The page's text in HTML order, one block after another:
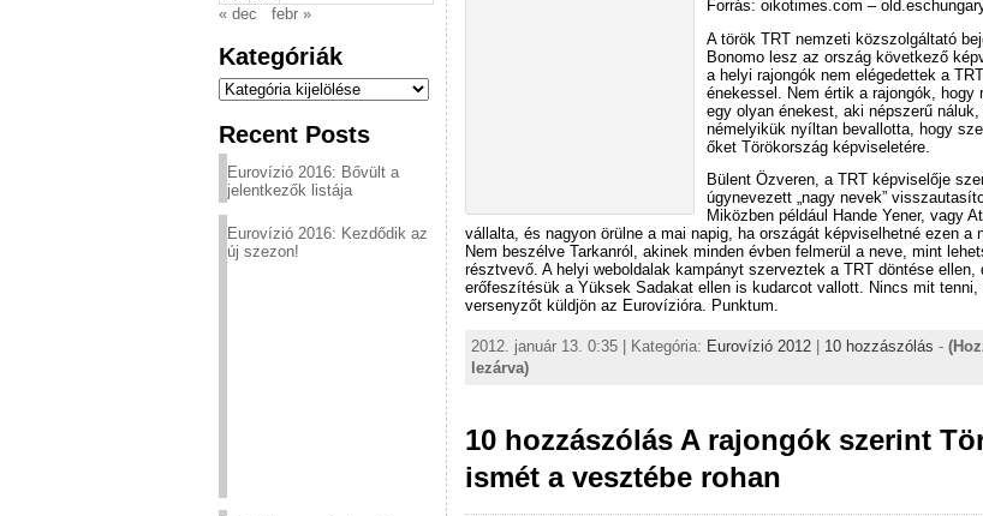
« dec febr »
Kategóriák
Kategóriák
Recent Posts
Eurovízió 2016: Bővült a
jelentkezők listája
Eurovízió 2016: Kezdődik az
új szezon!
Forrás: oikotimes.com –
A török TRT nemzeti közszolgáltató
Bonomo lesz az ország következő
a helyi rajongók nem elégedettek a
énekessel. Nem értik a rajongók, hogy
egy olyan énekest, aki népszerű
némelyikük nyíltan bevallotta, hogy
őket Törökország képviseletére.
Bülent Özveren, a TRT képviselője
úgynevezett „nagy nevek”
Miközben például Hande Yener, vagy
vállalta, és nagyon örülne a mai napig, ha országát képviselhetné ezen a
Nem beszélve Tarkanról, akinek minden évben felmerül a neve, mint
résztvevő. A helyi weboldalak kampányt szerveztek a TRT döntése
erőfeszítésük a Yüksek Sadakat ellen is kudarcot vallott. Nincs mit tenni,
versenyzőt küldjön az Eurovízióra. Punktum.
2012. január 13. 0:35 | Kategória: Eurovízió 2012 10 hozzászólás -
lezárva)
10 hozzászólás A rajongók szerint
ismét a vesztébe rohan